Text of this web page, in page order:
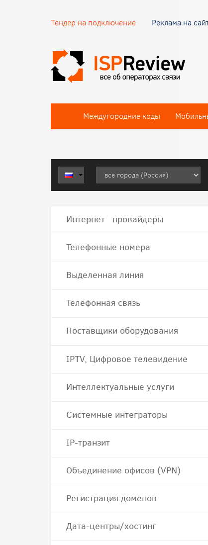
Тендер на подключение Реклама на
Междугородние коды
Интернет провайдеры
Телефонные номера
Выделенная линия
Телефонная связь
Поставщики оборудования
IPTV, Цифровое телевидение
Интеллектуальные услуги
Системные интеграторы
IP-транзит
Объединение офисов (VPN)
Регистрация доменов
Дата-центры/хостинг